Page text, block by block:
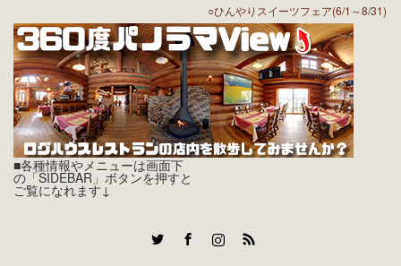
○ひんやりスイーツフェア(6/1～8/31)
■各種情報やメニューは画面下
の「SIDEBAR」ボタンを押すと
ご覧になれます↓